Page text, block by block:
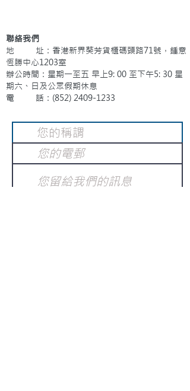
聯絡我們
地 址：香港新界葵芳貨櫃碼頭路71號，鍾意
恆勝中心1203室
辦公時間：星期一至五 早上9: 00 至下午5: 30 星
期六、日及公眾假期休息
電 話：(852) 2409-1233